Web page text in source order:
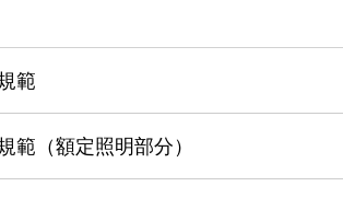
方法
間拉長
範
範（額定照明部分）